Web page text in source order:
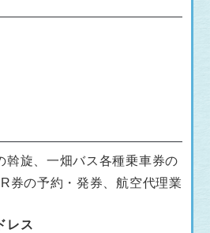
斡旋、一畑バス各種乗車券の
券の予約・発券、航空代理業
レス